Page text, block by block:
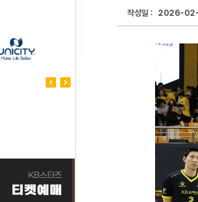
작성일 : 2026-